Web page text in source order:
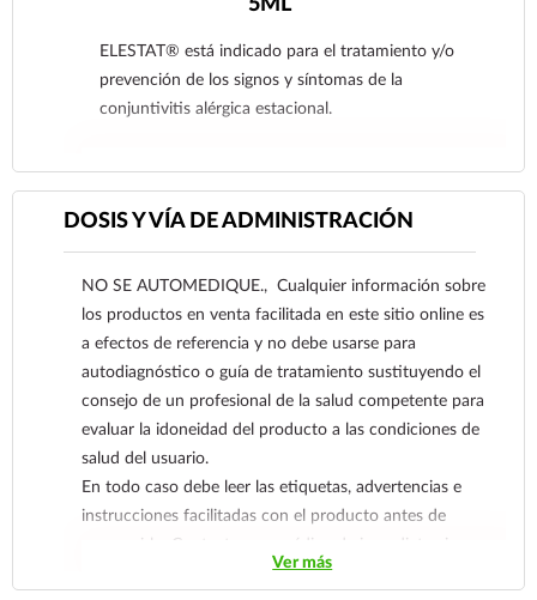
5ML
ELESTAT® está indicado para el tratamiento y/o
prevención de los signos y síntomas de la
conjuntivitis alérgica estacional.
Ver más
DOSIS Y VÍA DE ADMINISTRACIÓN
NO SE AUTOMEDIQUE., Cualquier información sobre
los productos en venta facilitada en este sitio online es
a efectos de referencia y no debe usarse para
autodiagnóstico o guía de tratamiento sustituyendo el
consejo de un profesional de la salud competente para
evaluar la idoneidad del producto a las condiciones de
salud del usuario.
En todo caso debe leer las etiquetas, advertencias e
instrucciones facilitadas con el producto antes de
consumirlo. Contacte a su médico de inmediato si
sospecha que tiene un problema de salud.
Ver más